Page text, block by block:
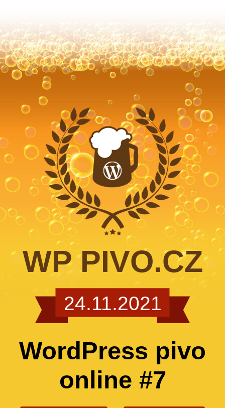
WP PIVO.CZ
24.11.2021
WordPress pivo
online #7